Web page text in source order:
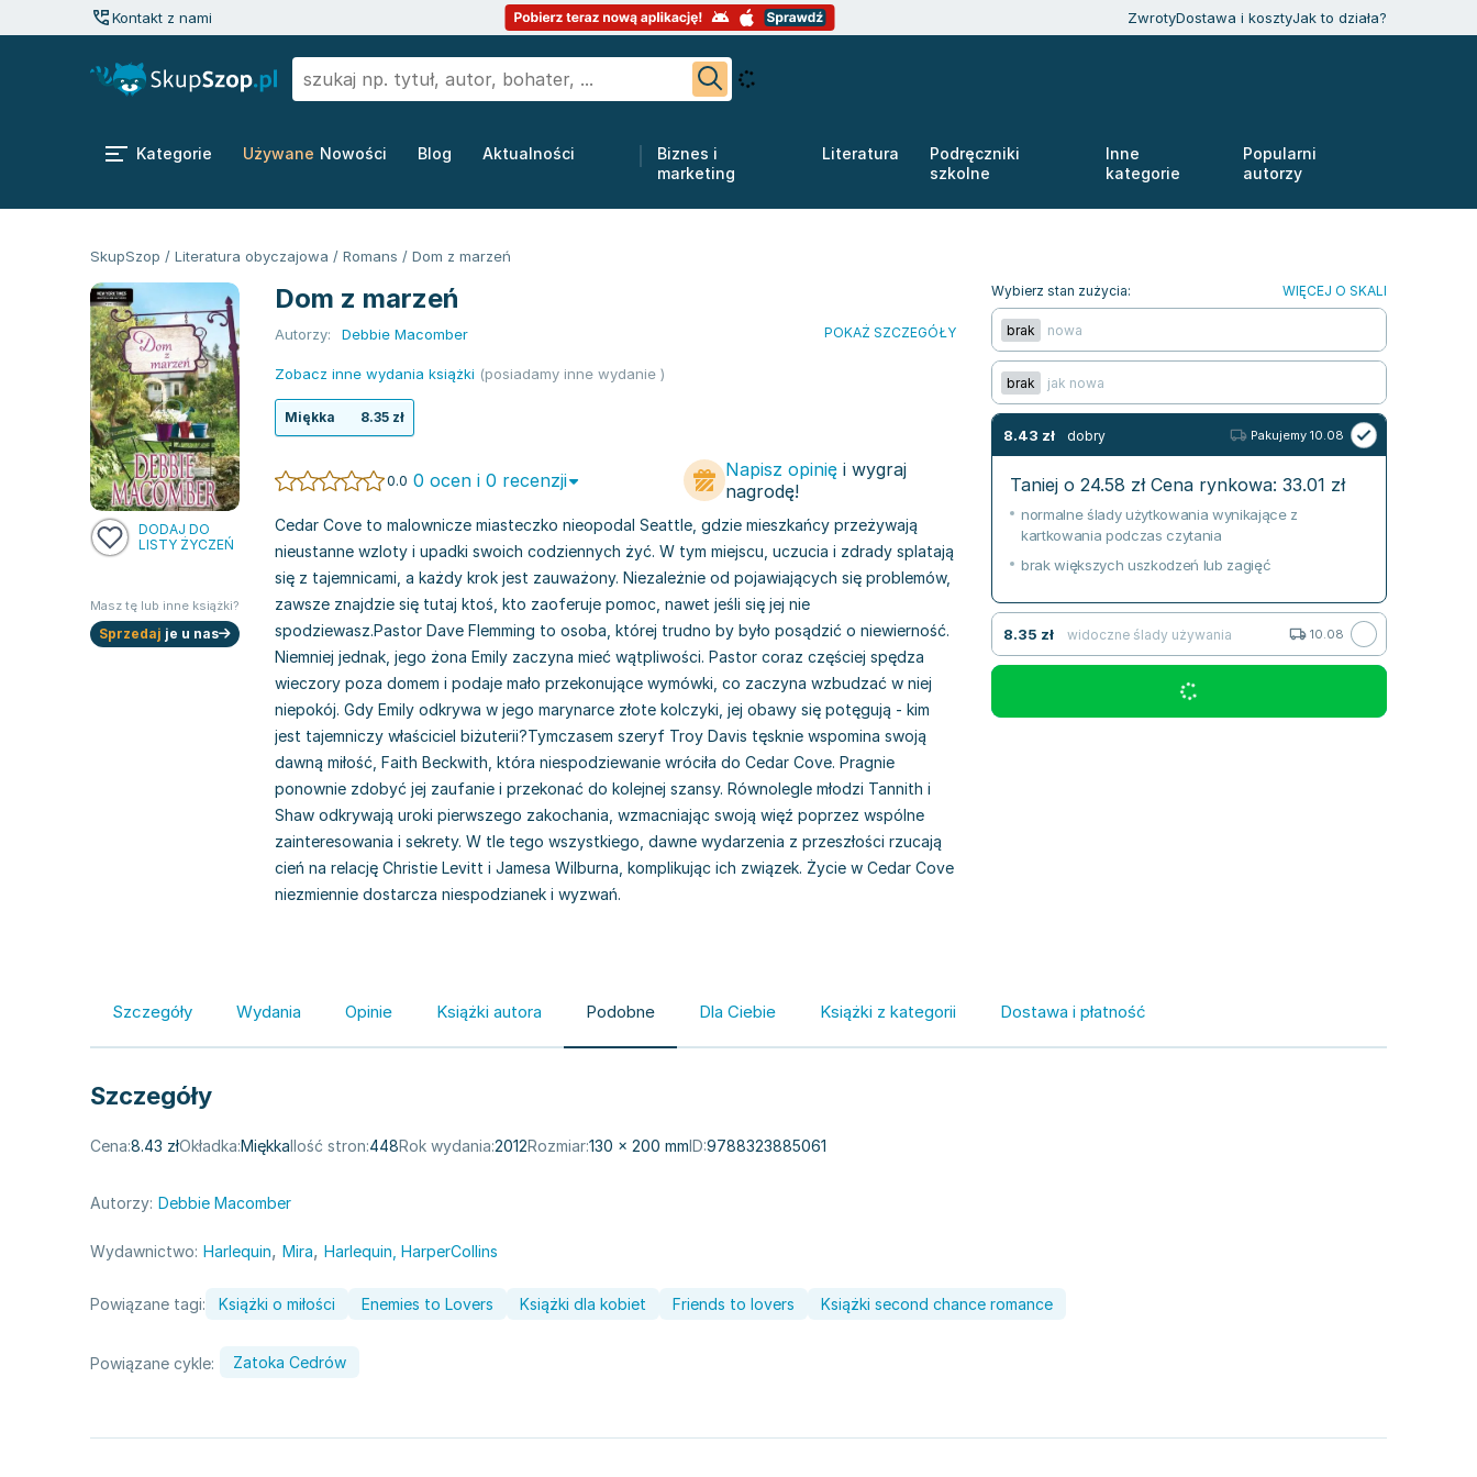
Kontakt z nami ZwrotyDostawa i kosztyJak to działa?
Kategorie Używane Nowości Blog Aktualności
Biznes i
marketing
Literatura
Podręczniki
szkolne
Inne
kategorie
Popularni
autorzy
SkupSzop / Literatura obyczajowa / Romans / Dom z marzeń
DODAJ DO
LISTY ŻYCZEŃ
Masz tę lub inne książki?
Sprzedaj je u nas
Dom z marzeń
Autorzy: Debbie Macomber POKAŻ SZCZEGÓŁY
Zobacz inne wydania książki (posiadamy inne wydanie )
Miękka 8.35 zł
0.0 0 ocen i 0 recenzji Napisz opinię i wygraj
nagrodę!
Cedar Cove to malownicze miasteczko nieopodal Seattle, gdzie mieszkańcy przeżywają
nieustanne wzloty i upadki swoich codziennych żyć. W tym miejscu, uczucia i zdrady splatają
się z tajemnicami, a każdy krok jest zauważony. Niezależnie od pojawiających się problemów,
zawsze znajdzie się tutaj ktoś, kto zaoferuje pomoc, nawet jeśli się jej nie
spodziewasz.Pastor Dave Flemming to osoba, której trudno by było posądzić o niewierność.
Niemniej jednak, jego żona Emily zaczyna mieć wątpliwości. Pastor coraz częściej spędza
wieczory poza domem i podaje mało przekonujące wymówki, co zaczyna wzbudzać w niej
niepokój. Gdy Emily odkrywa w jego marynarce złote kolczyki, jej obawy się potęgują - kim
jest tajemniczy właściciel biżuterii?Tymczasem szeryf Troy Davis tęsknie wspomina swoją
dawną miłość, Faith Beckwith, która niespodziewanie wróciła do Cedar Cove. Pragnie
ponownie zdobyć jej zaufanie i przekonać do kolejnej szansy. Równolegle młodzi Tannith i
Shaw odkrywają uroki pierwszego zakochania, wzmacniając swoją więź poprzez wspólne
zainteresowania i sekrety. W tle tego wszystkiego, dawne wydarzenia z przeszłości rzucają
cień na relację Christie Levitt i Jamesa Wilburna, komplikując ich związek. Życie w Cedar Cove
niezmiennie dostarcza niespodzianek i wyzwań.
Wybierz stan zużycia: WIĘCEJ O SKALI
brak nowa
brak jak nowa
8.43 zł dobry Pakujemy 10.08
Taniej o 24.58 zł Cena rynkowa: 33.01 zł
normalne ślady użytkowania wynikające z
kartkowania podczas czytania
brak większych uszkodzeń lub zagięć
8.35 zł widoczne ślady używania 10.08
Szczegóły Wydania Opinie Książki autora Podobne Dla Ciebie Książki z kategorii Dostawa i płatność
Szczegóły
Cena:8.43 złOkładka:MiękkaIlość stron:448Rok wydania:2012Rozmiar:130 × 200 mmID:9788323885061
Autorzy: Debbie Macomber
Wydawnictwo: Harlequin, Mira, Harlequin, HarperCollins
Powiązane tagi: Książki o miłości Enemies to Lovers Książki dla kobiet Friends to lovers Książki second chance romance
Powiązane cykle: Zatoka Cedrów